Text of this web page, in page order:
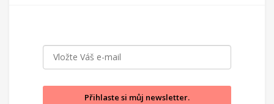
Přihlaste si můj newsletter.